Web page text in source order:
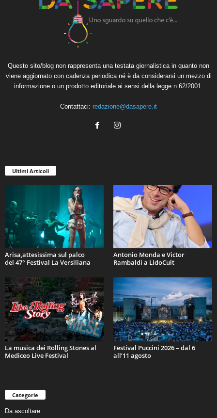
Questo sito/blog non rappresenta una testata giornalistica in quanto non
viene aggiornato con cadenza periodica né è da considerarsi un mezzo di
informazione o un prodotto editoriale ai sensi della legge n.62/2001.
Contattaci: redazione@dasapere.it
Ultimi Articoli
Arisa,attesissima sul palco
del 47° Festival La Versiliana
Antonio Monda e Victor
Rambaldi a LidoCult
La musica dei Rolling Stones al
Mediceo Live Festival
Festival Puccini 2026 – dal 6
all’11 agosto
Categorie
Da ascoltare